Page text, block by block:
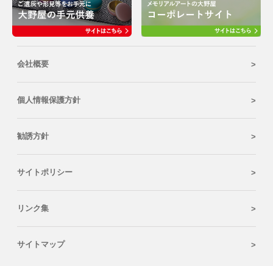
会社概要
個人情報保護方針
勧誘方針
サイトポリシー
リンク集
サイトマップ